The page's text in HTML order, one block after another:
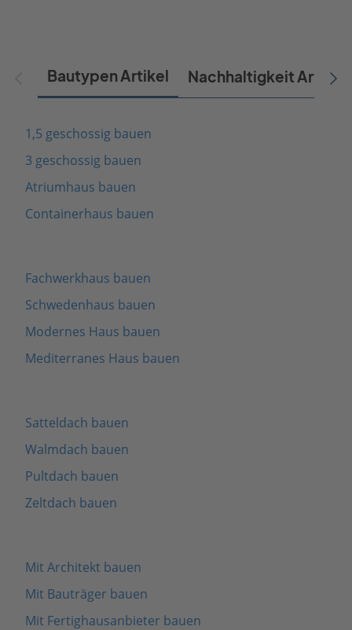
Bautypen Artikel Nachhaltigkeit Artikel
1,5 geschossig bauen
3 geschossig bauen
Atriumhaus bauen
Containerhaus bauen
Fachwerkhaus bauen
Schwedenhaus bauen
Modernes Haus bauen
Mediterranes Haus bauen
Satteldach bauen
Walmdach bauen
Pultdach bauen
Zeltdach bauen
Mit Architekt bauen
Mit Bauträger bauen
Mit Fertighausanbieter bauen